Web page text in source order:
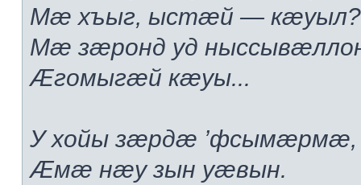
Мæ хъыг, ыстæй —
Мæ зæронд уд
Æгомыгæй кæуы...
У хойы зæрдæ
Æмæ нæу зын уæвын.